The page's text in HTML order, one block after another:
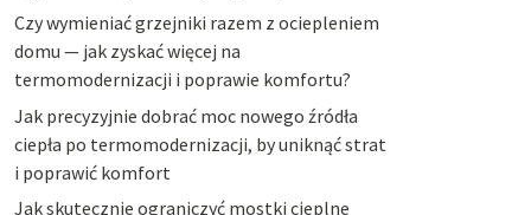
Czy wymieniać grzejniki razem z ociepleniem
domu — jak zyskać więcej na
termomodernizacji i poprawie komfortu?
Jak precyzyjnie dobrać moc nowego źródła
ciepła po termomodernizacji, by uniknąć strat
i poprawić komfort
Jak skutecznie ograniczyć mostki cieplne